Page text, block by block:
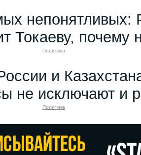
непонятливых:
Токаеву,
Политика
и
не исключают и
Политика